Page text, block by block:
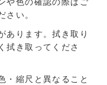
や色の確認の際はご
さい。
あります。拭き取り
拭き取ってくださ
・縮尺と異なること